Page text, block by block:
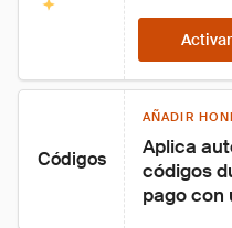
Códigos
AÑADIR
Aplica
códigos
pago con